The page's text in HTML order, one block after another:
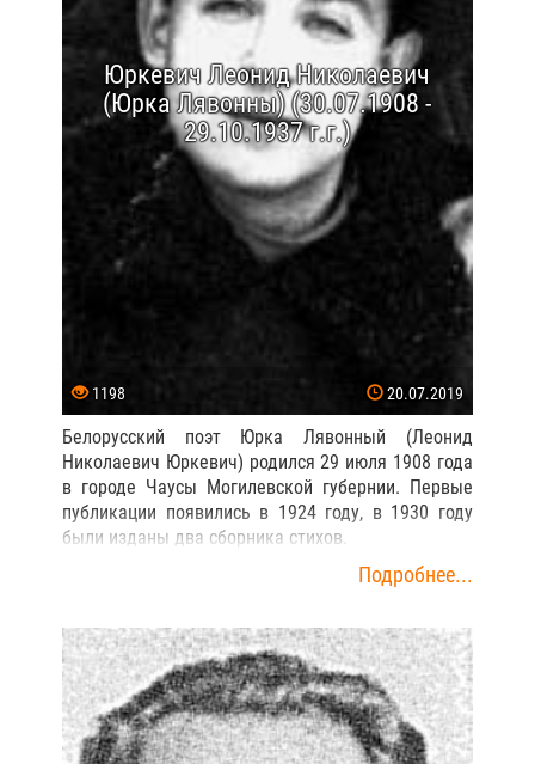
Юркевич Леонид Николаевич
(Юрка Лявонны) (30.07.1908 -
29.10.1937 г.г.)
1198 20.07.2019
Белорусский поэт Юрка Лявонный (Леонид
Николаевич Юркевич) родился 29 июля 1908 года
в городе Чаусы Могилевской губернии. Первые
публикации появились в 1924 году, в 1930 году
были изданы два сборника стихов.
Подробнее...